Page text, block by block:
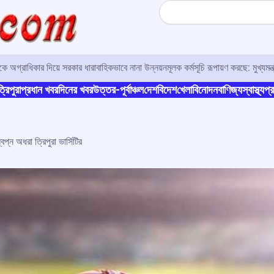
Search
দিয়ে সরকার ধারাবাহিকভাবে নানা উন্নয়নমূলক কর্মসূচি রূপায়ণ করছে:
প্রধান খবরদিনের খবরউত্তর-পূর্বাঞ্চলদেশবিদেশখেলাবিনোদনবাণিজ্যস্বাস্থ্য
অধরা ত্রিপুরা ভার্সিটির